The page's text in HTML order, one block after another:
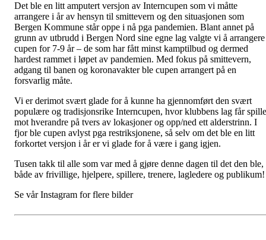
Det ble en litt amputert versjon av Interncupen som vi måtte
arrangere i år av hensyn til smittevern og den situasjonen som
Bergen Kommune står oppe i nå pga pandemien. Blant annet på
grunn av utbrudd i Bergen Nord sine egne lag valgte vi å arrangere
cupen for 7-9 år – de som har fått minst kamptilbud og dermed
hardest rammet i løpet av pandemien. Med fokus på smittevern,
adgang til banen og koronavakter ble cupen arrangert på en
forsvarlig måte.
Vi er derimot svært glade for å kunne ha gjennomført den svært
populære og tradisjonsrike Interncupen, hvor klubbens lag får spille
mot hverandre på tvers av lokasjoner og opp/ned ett alderstrinn. I
fjor ble cupen avlyst pga restriksjonene, så selv om det ble en litt
forkortet versjon i år er vi glade for å være i gang igjen.
Tusen takk til alle som var med å gjøre denne dagen til det den ble,
både av frivillige, hjelpere, spillere, trenere, lagledere og publikum!
Se vår Instagram for flere bilder